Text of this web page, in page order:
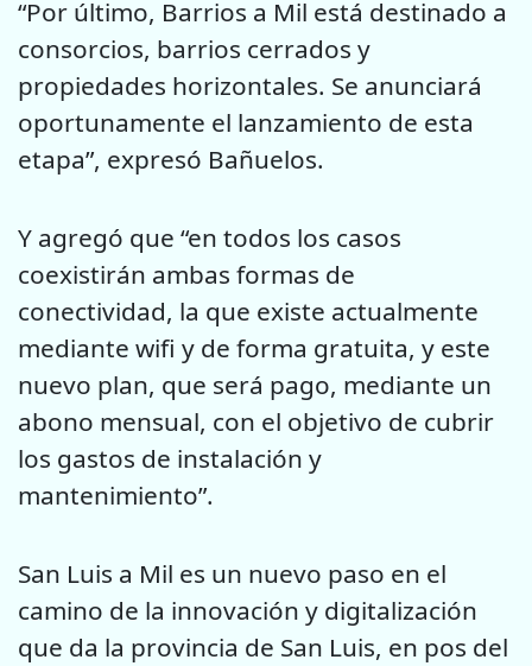
“Por último, Barrios a Mil está destinado a
consorcios, barrios cerrados y
propiedades horizontales. Se anunciará
oportunamente el lanzamiento de esta
etapa”, expresó Bañuelos.
Y agregó que “en todos los casos
coexistirán ambas formas de
conectividad, la que existe actualmente
mediante wifi y de forma gratuita, y este
nuevo plan, que será pago, mediante un
abono mensual, con el objetivo de cubrir
los gastos de instalación y
mantenimiento”.
San Luis a Mil es un nuevo paso en el
camino de la innovación y digitalización
que da la provincia de San Luis, en pos del